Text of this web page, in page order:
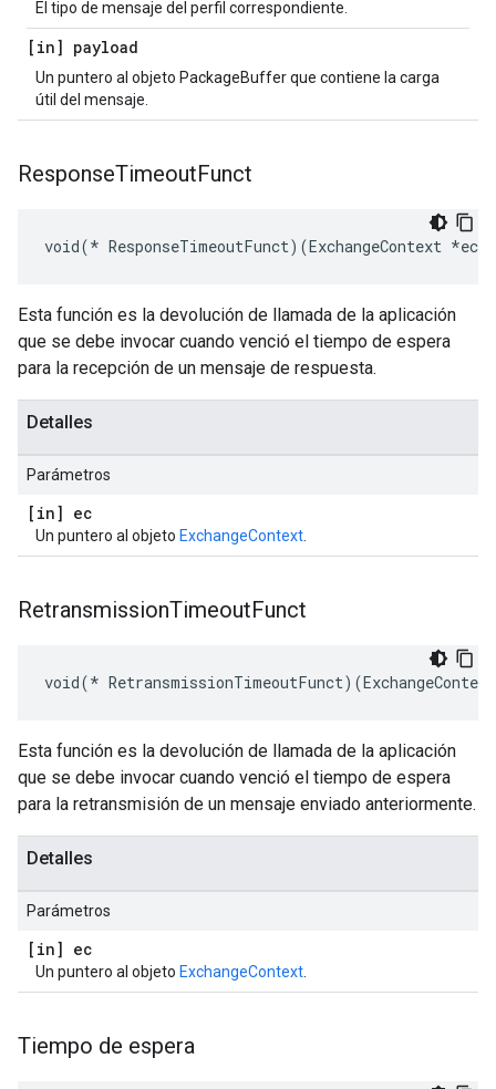
El tipo de mensaje del perfil correspondiente.
[in] payload
Un puntero al objeto PackageBuffer que contiene la carga
útil del mensaje.
ResponseTimeoutFunct
void(* ResponseTimeoutFunct)(ExchangeContext *ec)
Esta función es la devolución de llamada de la aplicación
que se debe invocar cuando venció el tiempo de espera
para la recepción de un mensaje de respuesta.
Detalles
Parámetros
[in] ec
Un puntero al objeto ExchangeContext
RetransmissionTimeoutFunct
void(*
Esta función es la devolución de llamada de la aplicación
que se debe invocar cuando venció el tiempo de espera
para la retransmisión de un mensaje enviado anteriormente.
Detalles
Parámetros
[in] ec
Un puntero al objeto ExchangeContext
Tiempo de espera